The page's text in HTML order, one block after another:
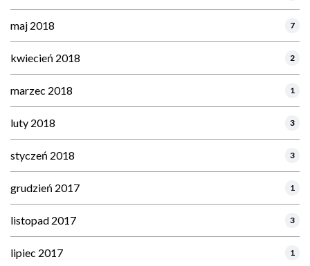
maj 2018 7
kwiecień 2018 2
marzec 2018 1
luty 2018 3
styczeń 2018 3
grudzień 2017 1
listopad 2017 3
lipiec 2017 1